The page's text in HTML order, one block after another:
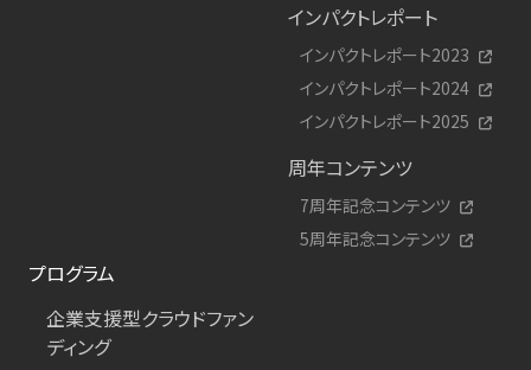
インパクトレポート
インパクトレポート2023
インパクトレポート2024
インパクトレポート2025
周年コンテンツ
7周年記念コンテンツ
5周年記念コンテンツ
プログラム
企業支援型クラウドファン
ディング